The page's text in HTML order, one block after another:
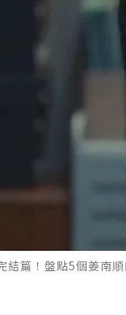
結篇！盤點5個姜南